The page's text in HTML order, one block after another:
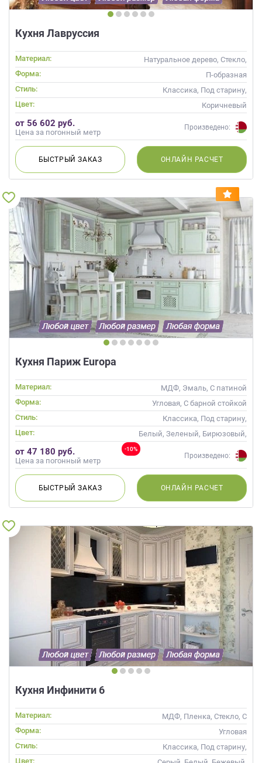
Кухня Лавруссия
Материал:
Натуральное дерево, Стекло,
Массив, С патиной
Форма:
П-образная
Стиль:
Классика, Под старину,
Прованс
Цвет: Коричневый
от 56 602 руб.
Цена за погонный метр
Произведено:
БЫСТРЫЙЗАКАЗ ОНЛАЙН РАСЧЕТ
Кухня Париж Europa
Материал:
МДФ, Эмаль, С патиной
Форма:
Угловая, С барной стойкой
Стиль:
Классика, Под старину,
Прованс
Цвет:
Белый, Зеленый, Бирюзовый,
Оливковый, Салатовый,
Мятный
-10%
от 47 180 руб.
Цена за погонный метр
Произведено:
БЫСТРЫЙЗАКАЗ ОНЛАЙН РАСЧЕТ
Кухня Инфинити 6
Материал:
МДФ, Пленка, Стекло, С
патиной
Форма:
Угловая
Стиль:
Классика, Под старину,
Прованс
Цвет: